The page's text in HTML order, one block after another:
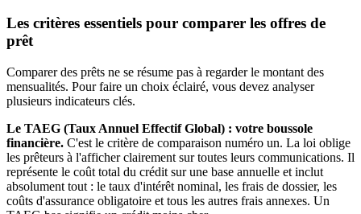
Les critères essentiels pour comparer les offres de
prêt
Comparer des prêts ne se résume pas à regarder le montant des
mensualités. Pour faire un choix éclairé, vous devez analyser
plusieurs indicateurs clés.
Le TAEG (Taux Annuel Effectif Global) : votre boussole
financière. C'est le critère de comparaison numéro un. La loi oblige
les prêteurs à l'afficher clairement sur toutes leurs communications. Il
représente le coût total du crédit sur une base annuelle et inclut
absolument tout : le taux d'intérêt nominal, les frais de dossier, les
coûts d'assurance obligatoire et tous les autres frais annexes. Un